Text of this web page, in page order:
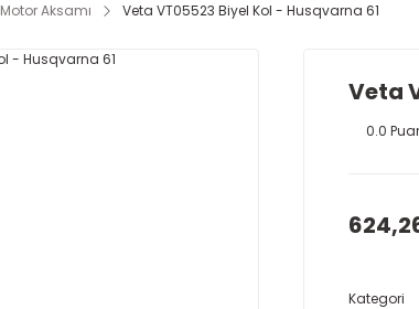
Motor Aksamı Veta VT05523 Biyel Kol - Husqvarna 61
Veta
0.0
Kategori